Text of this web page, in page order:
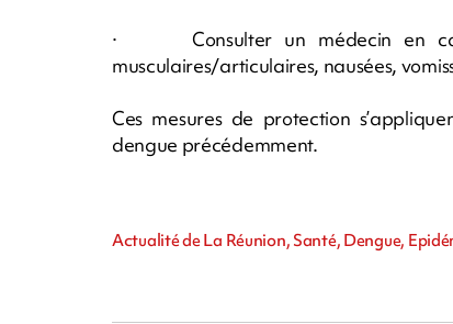
· Consulter un médecin en cas
musculaires/articulaires, nausées,
Ces mesures de protection
dengue précédemment.
Actualité de La Réunion, Santé, Dengue,